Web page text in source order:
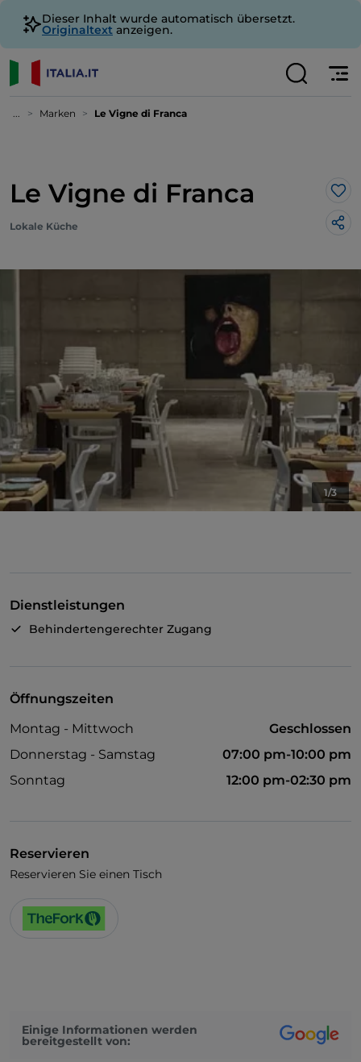
Dieser Inhalt wurde automatisch übersetzt.
Originaltext anzeigen.
... Marken Le Vigne di Franca
Le Vigne di Franca
Lokale Küche
1/3
Dienstleistungen
Behindertengerechter Zugang
Öffnungszeiten
Montag - Mittwoch
Geschlossen
Donnerstag - Samstag
07:00 pm-10:00 pm
Sonntag
12:00 pm-02:30 pm
Reservieren
Reservieren Sie einen Tisch
Einige Informationen werden
bereitgestellt von: